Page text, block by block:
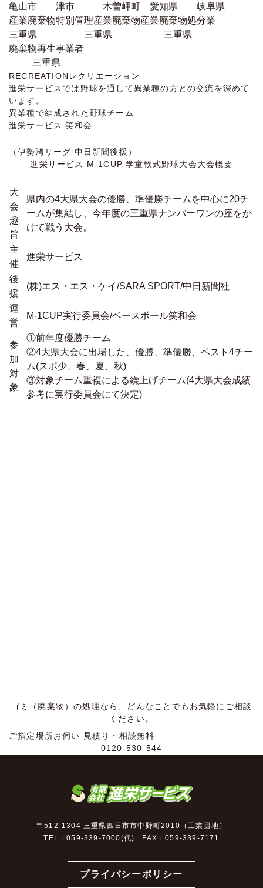
亀山市
津市
木曽岬町
愛知県
岐阜県
産業廃棄物
三重県
特別管理産業廃棄物
三重県
産業廃棄物処分業
三重県
廃棄物再生事業者
三重県
RECREATION レクリエーション
進栄サービスでは野球を通して異業種の方との交流を深めて
います。
異業種で結成された野球チーム
進栄サービス 笑和会
（伊勢湾リーグ 中日新聞後援）
進栄サービス M-1CUP 学童軟式野球大会大会概要
大
会
趣
旨
県内の4大県大会の優勝、準優勝チームを中心に20チ
ームが集結し、今年度の三重県ナンバーワンの座をか
けて戦う大会。
主
催
進栄サービス
後
援
(株)エス・エス・ケイ/SARA SPORT/中日新聞社
運
営
M-1CUP実行委員会/ベースボール笑和会
参
加
対
象
①前年度優勝チーム
②4大県大会に出場した、優勝、準優勝、ベスト4チー
ム(スポ少、春、夏、秋)
③対象チーム重複による繰上げチーム(4大県大会成績
参考に実行委員会にて決定)
ゴミ（廃棄物）の処理なら、どんなことでもお気軽にご相談
ください。
ご指定場所お伺い
見積り・相談無料
0120-530-544
〒512-1304 三重県四日市市中野町2010（工業団地）
TEL：059-339-7000(代) FAX：059-339-7171
プライバシーポリシー